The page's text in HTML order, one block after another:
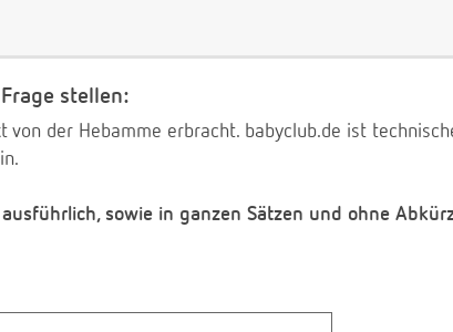
stellen:
von der Hebamme erbracht. babyclub.de ist
sowie in ganzen Sätzen und ohne